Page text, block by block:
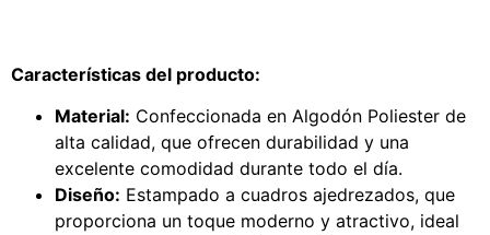
Características del producto:
Material: Confeccionada en Algodón Poliester de
alta calidad, que ofrecen durabilidad y una
excelente comodidad durante todo el día.
Diseño: Estampado a cuadros ajedrezados, que
proporciona un toque moderno y atractivo, ideal